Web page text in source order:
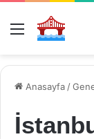
Menü
Anasayfa /